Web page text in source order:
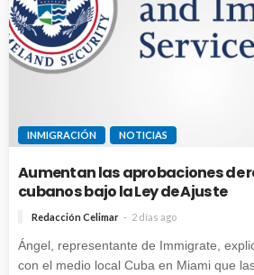
INMIGRACIÓN NOTICIAS
Aumentan las aprobaciones de
cubanos bajo la Ley de Ajuste
Redacción Celimar 2 días ago
Ángel, representante de Immigrate,
con el medio local Cuba en Miami que